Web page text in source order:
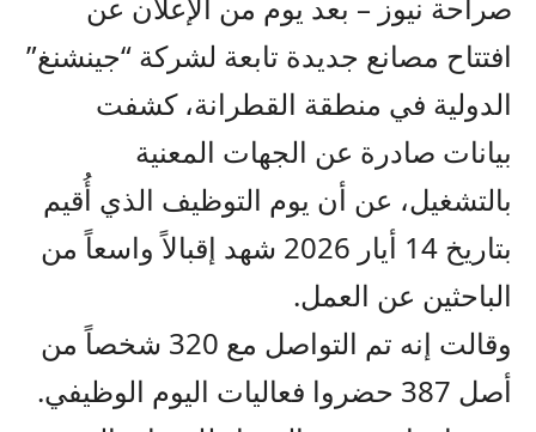
صراحة نيوز – بعد يوم من الإعلان عن
افتتاح مصانع جديدة تابعة لشركة “جينشنغ”
الدولية في منطقة القطرانة، كشفت
بيانات صادرة عن الجهات المعنية
بالتشغيل، عن أن يوم التوظيف الذي أُقيم
بتاريخ 14 أيار 2026 شهد إقبالاً واسعاً من
الباحثين عن العمل.
وقالت إنه تم التواصل مع 320 شخصاً من
أصل 387 حضروا فعاليات اليوم الوظيفي.